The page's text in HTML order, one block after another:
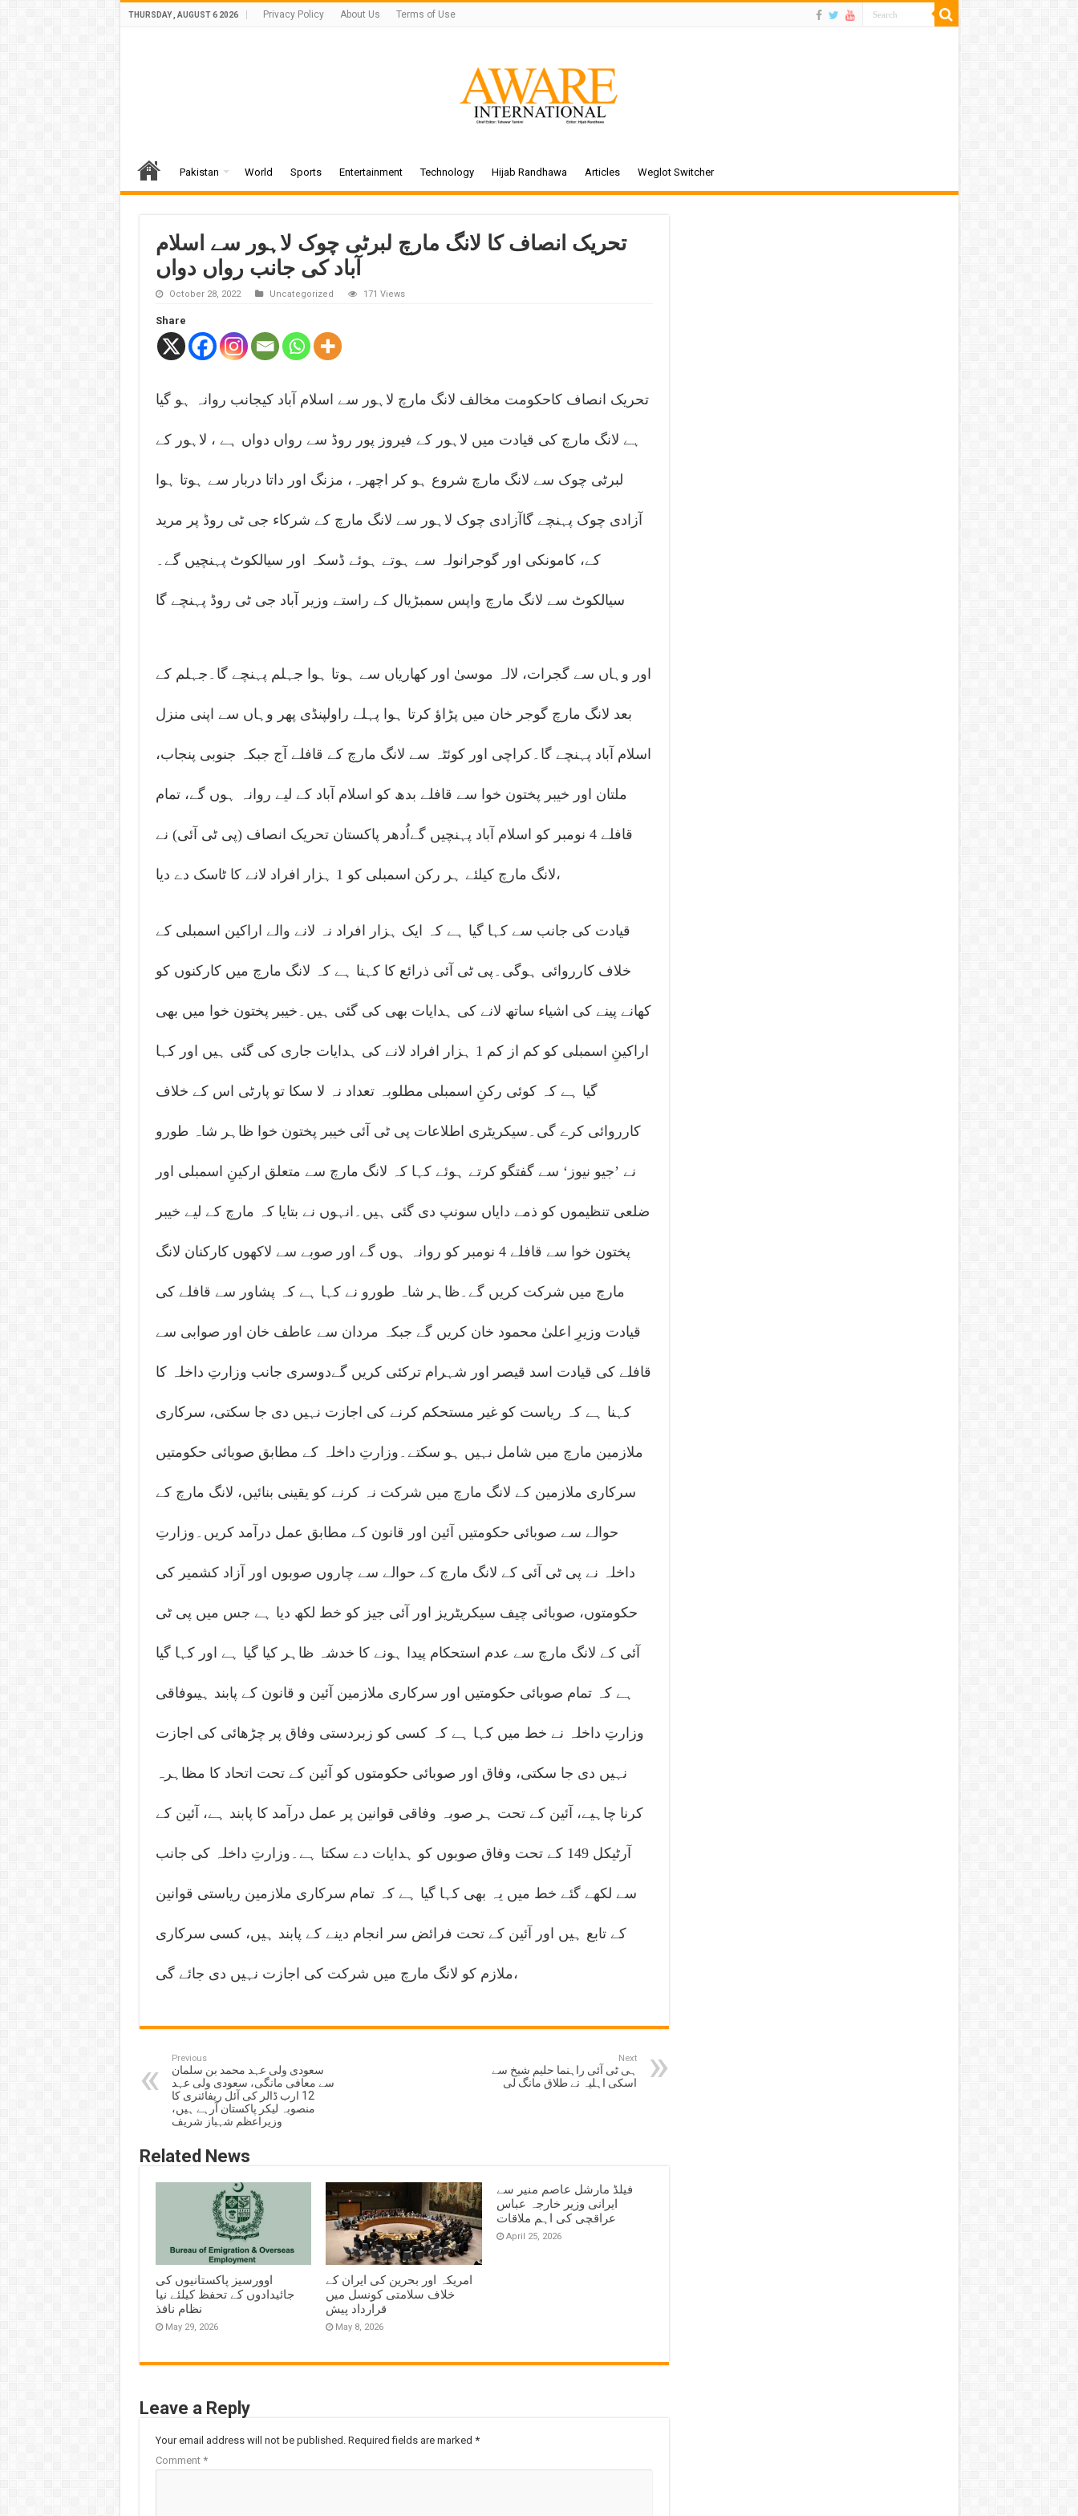
THURSDAY , AUGUST 6 2026 Privacy Policy About Us Terms of Use
Pakistan World Sports Entertainment Technology Hijab Randhawa Articles Weglot Switcher
تحریک انصاف کا لانگ مارچ لبرٹی چوک لاہور سے اسلام
آباد کی جانب رواں دواں
October 28, 2022 Uncategorized 171 Views
Share
تحریک انصاف کاحکومت مخالف لانگ مارچ لاہور سے اسلام آباد کیجانب روانہ ہو گیا
ہے لانگ مارچ کی قیادت میں لاہور کے فیروز پور روڈ سے رواں دواں ہے ، لاہور کے
لبرٹی چوک سے لانگ مارچ شروع ہو کر اچھرہ، مزنگ اور داتا دربار سے ہوتا ہوا
آزادی چوک پہنچے گاآزادی چوک لاہور سے لانگ مارچ کے شرکاء جی ٹی روڈ پر مرید
کے، کامونکی اور گوجرانولہ سے ہوتے ہوئے ڈسکہ اور سیالکوٹ پہنچیں گے۔
سیالکوٹ سے لانگ مارچ واپس سمبڑیال کے راستے وزیر آباد جی ٹی روڈ پہنچے گا
اور وہاں سے گجرات، لالہ موسیٰ اور کھاریاں سے ہوتا ہوا جہلم پہنچے گا۔جہلم کے
بعد لانگ مارچ گوجر خان میں پڑاؤ کرتا ہوا پہلے راولپنڈی پھر وہاں سے اپنی منزل
اسلام آباد پہنچے گا۔کراچی اور کوئٹہ سے لانگ مارچ کے قافلے آج جبکہ جنوبی پنجاب،
ملتان اور خیبر پختون خوا سے قافلے بدھ کو اسلام آباد کے لیے روانہ ہوں گے، تمام
قافلے 4 نومبر کو اسلام آباد پہنچیں گےاُدھر پاکستان تحریک انصاف (پی ٹی آئی) نے
لانگ مارچ کیلئے ہر رکن اسمبلی کو 1 ہزار افراد لانے کا ٹاسک دے دیا،
قیادت کی جانب سے کہا گیا ہے کہ ایک ہزار افراد نہ لانے والے اراکین اسمبلی کے
خلاف کارروائی ہوگی۔پی ٹی آئی ذرائع کا کہنا ہے کہ لانگ مارچ میں کارکنوں کو
کھانے پینے کی اشیاء ساتھ لانے کی ہدایات بھی کی گئی ہیں۔خیبر پختون خوا میں بھی
اراکینِ اسمبلی کو کم از کم 1 ہزار افراد لانے کی ہدایات جاری کی گئی ہیں اور کہا
گیا ہے کہ کوئی رکنِ اسمبلی مطلوبہ تعداد نہ لا سکا تو پارٹی اس کے خلاف
کارروائی کرے گی۔سیکریٹری اطلاعات پی ٹی آئی خیبر پختون خوا ظاہر شاہ طورو
نے ’جیو نیوز‘ سے گفتگو کرتے ہوئے کہا کہ لانگ مارچ سے متعلق ارکینِ اسمبلی اور
ضلعی تنظیموں کو ذمے دایاں سونپ دی گئی ہیں۔انہوں نے بتایا کہ مارچ کے لیے خیبر
پختون خوا سے قافلے 4 نومبر کو روانہ ہوں گے اور صوبے سے لاکھوں کارکنان لانگ
مارچ میں شرکت کریں گے۔ظاہر شاہ طورو نے کہا ہے کہ پشاور سے قافلے کی
قیادت وزیرِ اعلیٰ محمود خان کریں گے جبکہ مردان سے عاطف خان اور صوابی سے
قافلے کی قیادت اسد قیصر اور شہرام ترکئی کریں گےدوسری جانب وزارتِ داخلہ کا
کہنا ہے کہ ریاست کو غیر مستحکم کرنے کی اجازت نہیں دی جا سکتی، سرکاری
ملازمین مارچ میں شامل نہیں ہو سکتے۔وزارتِ داخلہ کے مطابق صوبائی حکومتیں
سرکاری ملازمین کے لانگ مارچ میں شرکت نہ کرنے کو یقینی بنائیں، لانگ مارچ کے
حوالے سے صوبائی حکومتیں آئین اور قانون کے مطابق عمل درآمد کریں۔وزارتِ
داخلہ نے پی ٹی آئی کے لانگ مارچ کے حوالے سے چاروں صوبوں اور آزاد کشمیر کی
حکومتوں، صوبائی چیف سیکریٹریز اور آئی جیز کو خط لکھ دیا ہے جس میں پی ٹی
آئی کے لانگ مارچ سے عدم استحکام پیدا ہونے کا خدشہ ظاہر کیا گیا ہے اور کہا گیا
ہے کہ تمام صوبائی حکومتیں اور سرکاری ملازمین آئین و قانون کے پابند ہیںوفاقی
وزارتِ داخلہ نے خط میں کہا ہے کہ کسی کو زبردستی وفاق پر چڑھائی کی اجازت
نہیں دی جا سکتی، وفاق اور صوبائی حکومتوں کو آئین کے تحت اتحاد کا مظاہرہ
کرنا چاہیے، آئین کے تحت ہر صوبہ وفاقی قوانین پر عمل درآمد کا پابند ہے، آئین کے
آرٹیکل 149 کے تحت وفاق صوبوں کو ہدایات دے سکتا ہے۔وزارتِ داخلہ کی جانب
سے لکھے گئے خط میں یہ بھی کہا گیا ہے کہ تمام سرکاری ملازمین ریاستی قوانین
کے تابع ہیں اور آئین کے تحت فرائض سر انجام دینے کے پابند ہیں، کسی سرکاری
ملازم کو لانگ مارچ میں شرکت کی اجازت نہیں دی جائے گی،
Previous
سعودی ولی عہد محمد بن سلمان
سے معافی مانگی، سعودی ولی عہد
12 ارب ڈالر کی آئل ریفائنری کا
منصوبہ لیکر پاکستان آرہے ہیں،
وزیراعظم شہباز شریف
Next
ہی ٹی آئی راہنما حلیم شیخ سے
اسکی اہلیہ نے طلاق مانگ لی
Related News
اوورسیز پاکستانیوں کی
جائیدادوں کے تحفظ کیلئے نیا
نظام نافذ
May 29, 2026
امریکہ اور بحرین کی ایران کے
خلاف سلامتی کونسل میں
قرارداد پیش
May 8, 2026
فیلڈ مارشل عاصم منیر سے
ایرانی وزیر خارجہ عباس
عراقچی کی اہم ملاقات
April 25, 2026
Leave a Reply
Your email address will not be published. Required fields are marked *
Comment *